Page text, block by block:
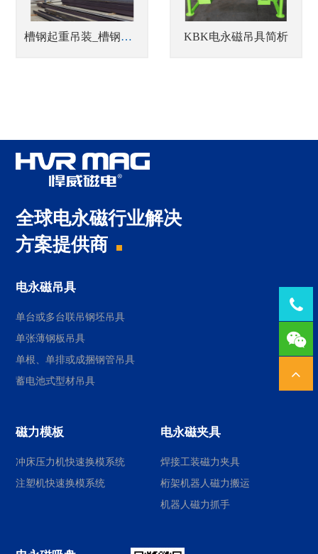
槽钢起重吊装_槽钢自动化搬运 KBK电永磁吊具简析
全球电永磁行业解决
方案提供商
电永磁吊具
单台或多台联吊钢坯吊具
单张薄钢板吊具
单根、单排或成捆钢管吊具
蓄电池式型材吊具
磁力模板
冲床压力机快速换模系统
注塑机快速换模系统
电永磁夹具
焊接工装磁力夹具
桁架机器人磁力搬运
机器人磁力抓手
Tel：